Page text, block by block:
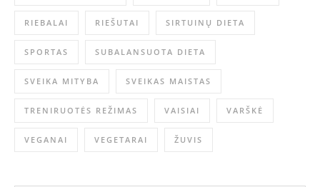
RIEBALAI RIEŠUTAI SIRTUINŲ DIETA
SPORTAS SUBALANSUOTA DIETA
SVEIKA MITYBA SVEIKAS MAISTAS
TRENIRUOTĖS REŽIMAS VAISIAI VARŠKĖ
VEGANAI VEGETARAI ŽUVIS